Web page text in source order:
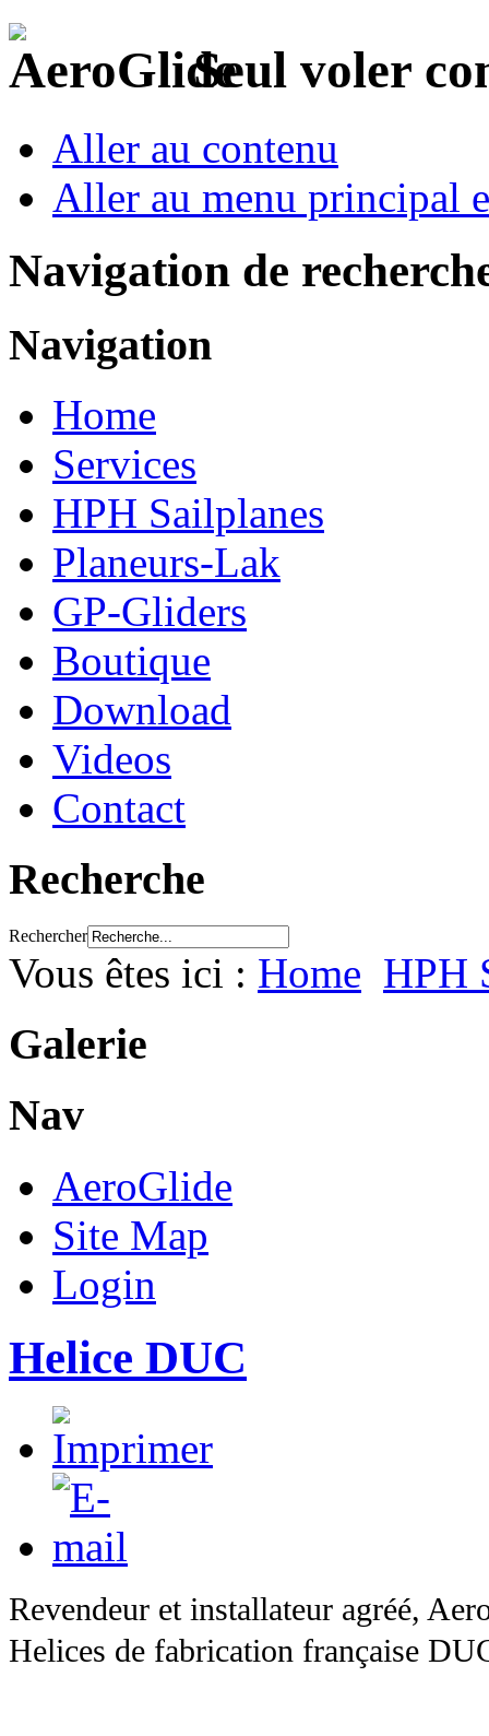
Seul voler
Aller au contenu
Aller au menu principal
Navigation de
Navigation
Home
Services
HPH Sailplanes
Planeurs-Lak
GP-Gliders
Boutique
Download
Videos
Contact
Recherche
Rechercher
Vous êtes ici : Home HPH
Galerie
Nav
AeroGlide
Site Map
Login
Helice DUC
Revendeur et installateur agréé,
Helices de fabrication française